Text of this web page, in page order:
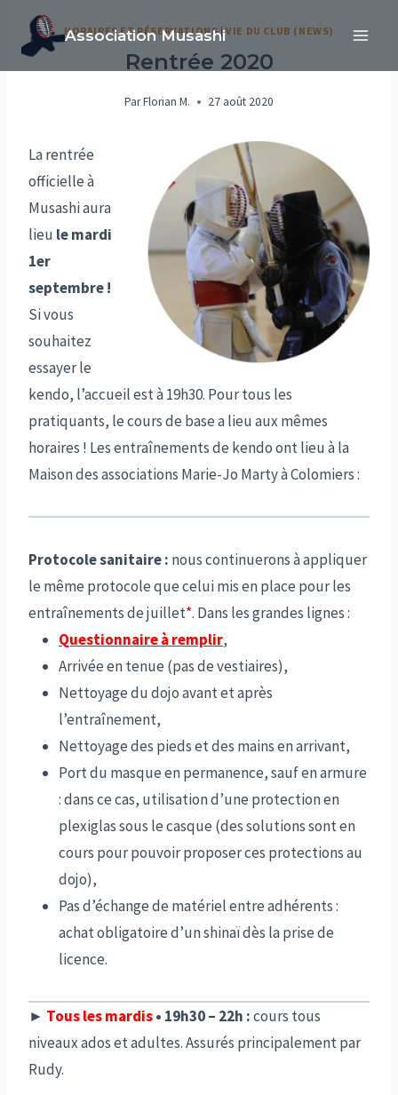
Association Musashi
HORAIRES ET RÉSERVATIONS|VIE DU CLUB (NEWS)
Rentrée 2020
ParFlorian M. 27 août 2020
La rentrée
officielle à
Musashi aura
lieu le mardi
1er
septembre !
Si vous
souhaitez
essayer le
kendo, l’accueil est à 19h30. Pour tous les
pratiquants, le cours de base a lieu aux mêmes
horaires ! Les entraînements de kendo ont lieu à la
Maison des associations Marie-Jo Marty à Colomiers :
Protocole sanitaire : nous continuerons à appliquer
le même protocole que celui mis en place pour les
entraînements de juillet*. Dans les grandes lignes :
Questionnaire à remplir,
Arrivée en tenue (pas de vestiaires),
Nettoyage du dojo avant et après
l’entraînement,
Nettoyage des pieds et des mains en arrivant,
Port du masque en permanence, sauf en armure
: dans ce cas, utilisation d’une protection en
plexiglas sous le casque (des solutions sont en
cours pour pouvoir proposer ces protections au
dojo),
Pas d’échange de matériel entre adhérents :
achat obligatoire d’un shinaï dès la prise de
licence.
► Tous les mardis• 19h30 – 22h :cours tous
niveaux ados et adultes. Assurés principalement par
Rudy.